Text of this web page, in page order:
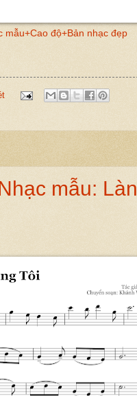
mẫu+Cao độ+Bản nhạc đẹp
mẫu: